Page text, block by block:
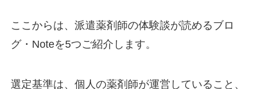
ここからは、派遣薬剤師の体験談が読めるブロ
グ・Noteを5つご紹介します。
選定基準は、個人の薬剤師が運営していること、